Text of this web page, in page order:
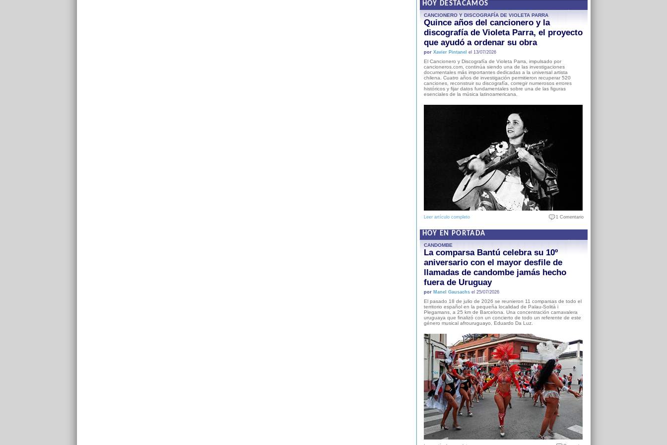
HOY DESTACAMOS
CANCIONERO Y DISCOGRAFÍA DE VIOLETA PARRA
Quince años del cancionero y la
discografía de Violeta Parra, el proyecto
que ayudó a ordenar su obra
por Xavier Pintanel el 13/07/2026
El Cancionero y Discografía de Violeta Parra, impulsado por
cancioneros.com, continúa siendo una de las investigaciones
documentales más importantes dedicadas a la universal artista
chilena. Cuatro años de investigación permitieron recuperar 520
canciones, reconstruir su discografía, corregir numerosos errores
históricos y fijar datos fundamentales sobre una de las figuras
esenciales de la música latinoamericana.
Leer artículo completo 1 Comentario
HOY EN PORTADA
CANDOMBE
La comparsa Bantú celebra su 10º
aniversario con el mayor desfile de
llamadas de candombe jamás hecho
fuera de Uruguay
por Manel Gausachsel 25/07/2026
El pasado 18 de julio de 2026 se reunieron 11 comparsas de todo el
territorio español en la pequeña localidad de Palau-Solità i
Plegamans, a 25 km de Barcelona. Una concentración carnavalera
uruguaya que finalizó con un concierto de todo un referente de este
género musical afrouruguayo, Eduardo Da Luz.